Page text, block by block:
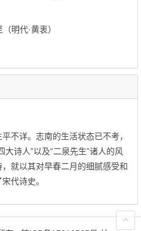
明代·黄衷）
不详。志南的生活状态已不考，
诗人”以及“二泉先生”诸人的风
就以其对早春二月的细腻感受和
代诗史。